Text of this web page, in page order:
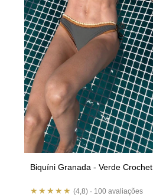
Biquíni Granada - Verde Crochet
★★★★★ (4,8) · 100 avaliações